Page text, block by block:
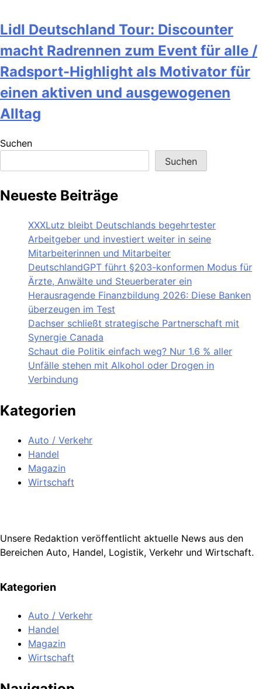
Lidl Deutschland Tour: Discounter
macht Radrennen zum Event für alle /
Radsport-Highlight als Motivator für
einen aktiven und ausgewogenen
Alltag
Suchen
Suchen
Neueste Beiträge
XXXLutz bleibt Deutschlands begehrtester
Arbeitgeber und investiert weiter in seine
Mitarbeiterinnen und Mitarbeiter
DeutschlandGPT führt §203-konformen Modus für
Ärzte, Anwälte und Steuerberater ein
Herausragende Finanzbildung 2026: Diese Banken
überzeugen im Test
Dachser schließt strategische Partnerschaft mit
Synergie Canada
Schaut die Politik einfach weg? Nur 1,6 % aller
Unfälle stehen mit Alkohol oder Drogen in
Verbindung
Kategorien
Auto / Verkehr
Handel
Magazin
Wirtschaft
Unsere Redaktion veröffentlicht aktuelle News aus den
Bereichen Auto, Handel, Logistik, Verkehr und Wirtschaft.
Kategorien
Auto / Verkehr
Handel
Magazin
Wirtschaft